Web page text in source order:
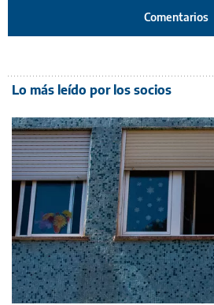
Comentarios
Lo más leído por los socios